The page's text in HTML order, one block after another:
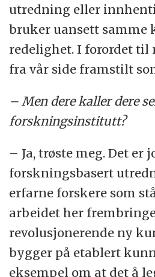
utredning eller
bruker uansett samme
redelighet. I forordet til
fra vår side framstilt
– Men dere kaller dere
forskningsinstitutt?
– Ja, trøste meg. Det er
forskningsbasert
erfarne forskere som
arbeidet her
revolusjonerende ny
bygger på etablert
eksempel om at det å